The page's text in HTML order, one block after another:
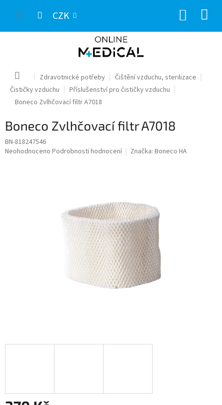
CZK
Domů Zdravotnické potřeby
Čištění vzduchu, sterilizace
Čističky vzduchu
Příslušenství pro čističky vzduchu
Boneco Zvlhčovací filtr A7018
Boneco Zvlhčovací filtr A7018
BN-818247546
Průměrné
Neohodnoceno Podrobnosti hodnocení Značka: Boneco HA